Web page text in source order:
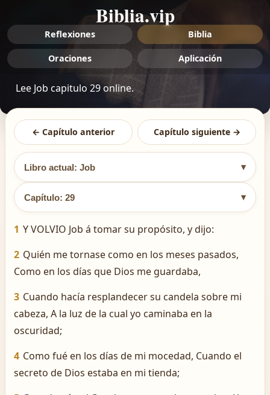
Biblia.vip
Reflexiones Biblia
Oraciones Aplicación
Lee Job capitulo 29 online.
← Capítulo anterior Capítulo siguiente →
Libro actual: Job ▾
Capítulo: 29 ▾
1 Y VOLVIO Job á tomar su propósito, y dijo:
2 Quién me tornase como en los meses pasados,
Como en los días que Dios me guardaba,
3 Cuando hacía resplandecer su candela sobre mi
cabeza, A la luz de la cual yo caminaba en la
oscuridad;
4 Como fué en los días de mi mocedad, Cuando el
secreto de Dios estaba en mi tienda;